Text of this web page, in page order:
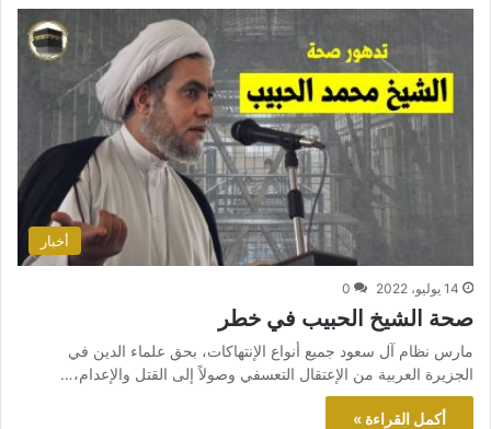
أخبار
14 يوليو، 2022 0
صحة الشيخ الحبيب في خطر
مارس نظام آل سعود جميع أنواع الإنتهاكات، بحق علماء الدين في
الجزيرة العربية من الإعتقال التعسفي وصولاً إلى القتل والإعدام،…
أكمل القراءة »